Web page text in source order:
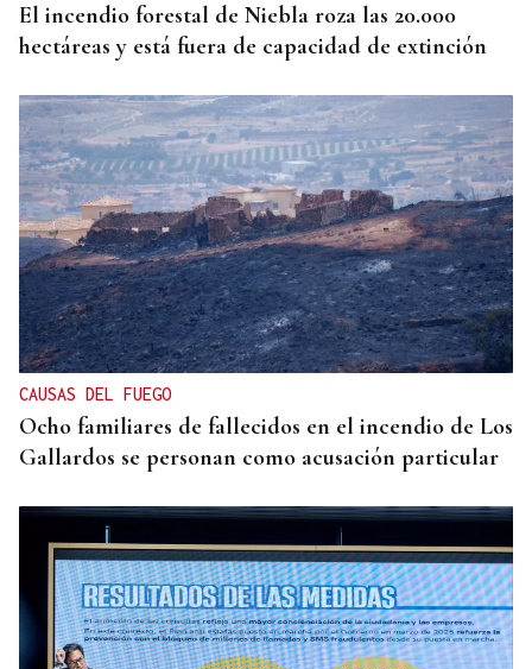
El incendio forestal de Niebla roza las 20.000
hectáreas y está fuera de capacidad de extinción
CAUSAS DEL FUEGO
Ocho familiares de fallecidos en el incendio de Los
Gallardos se personan como acusación particular